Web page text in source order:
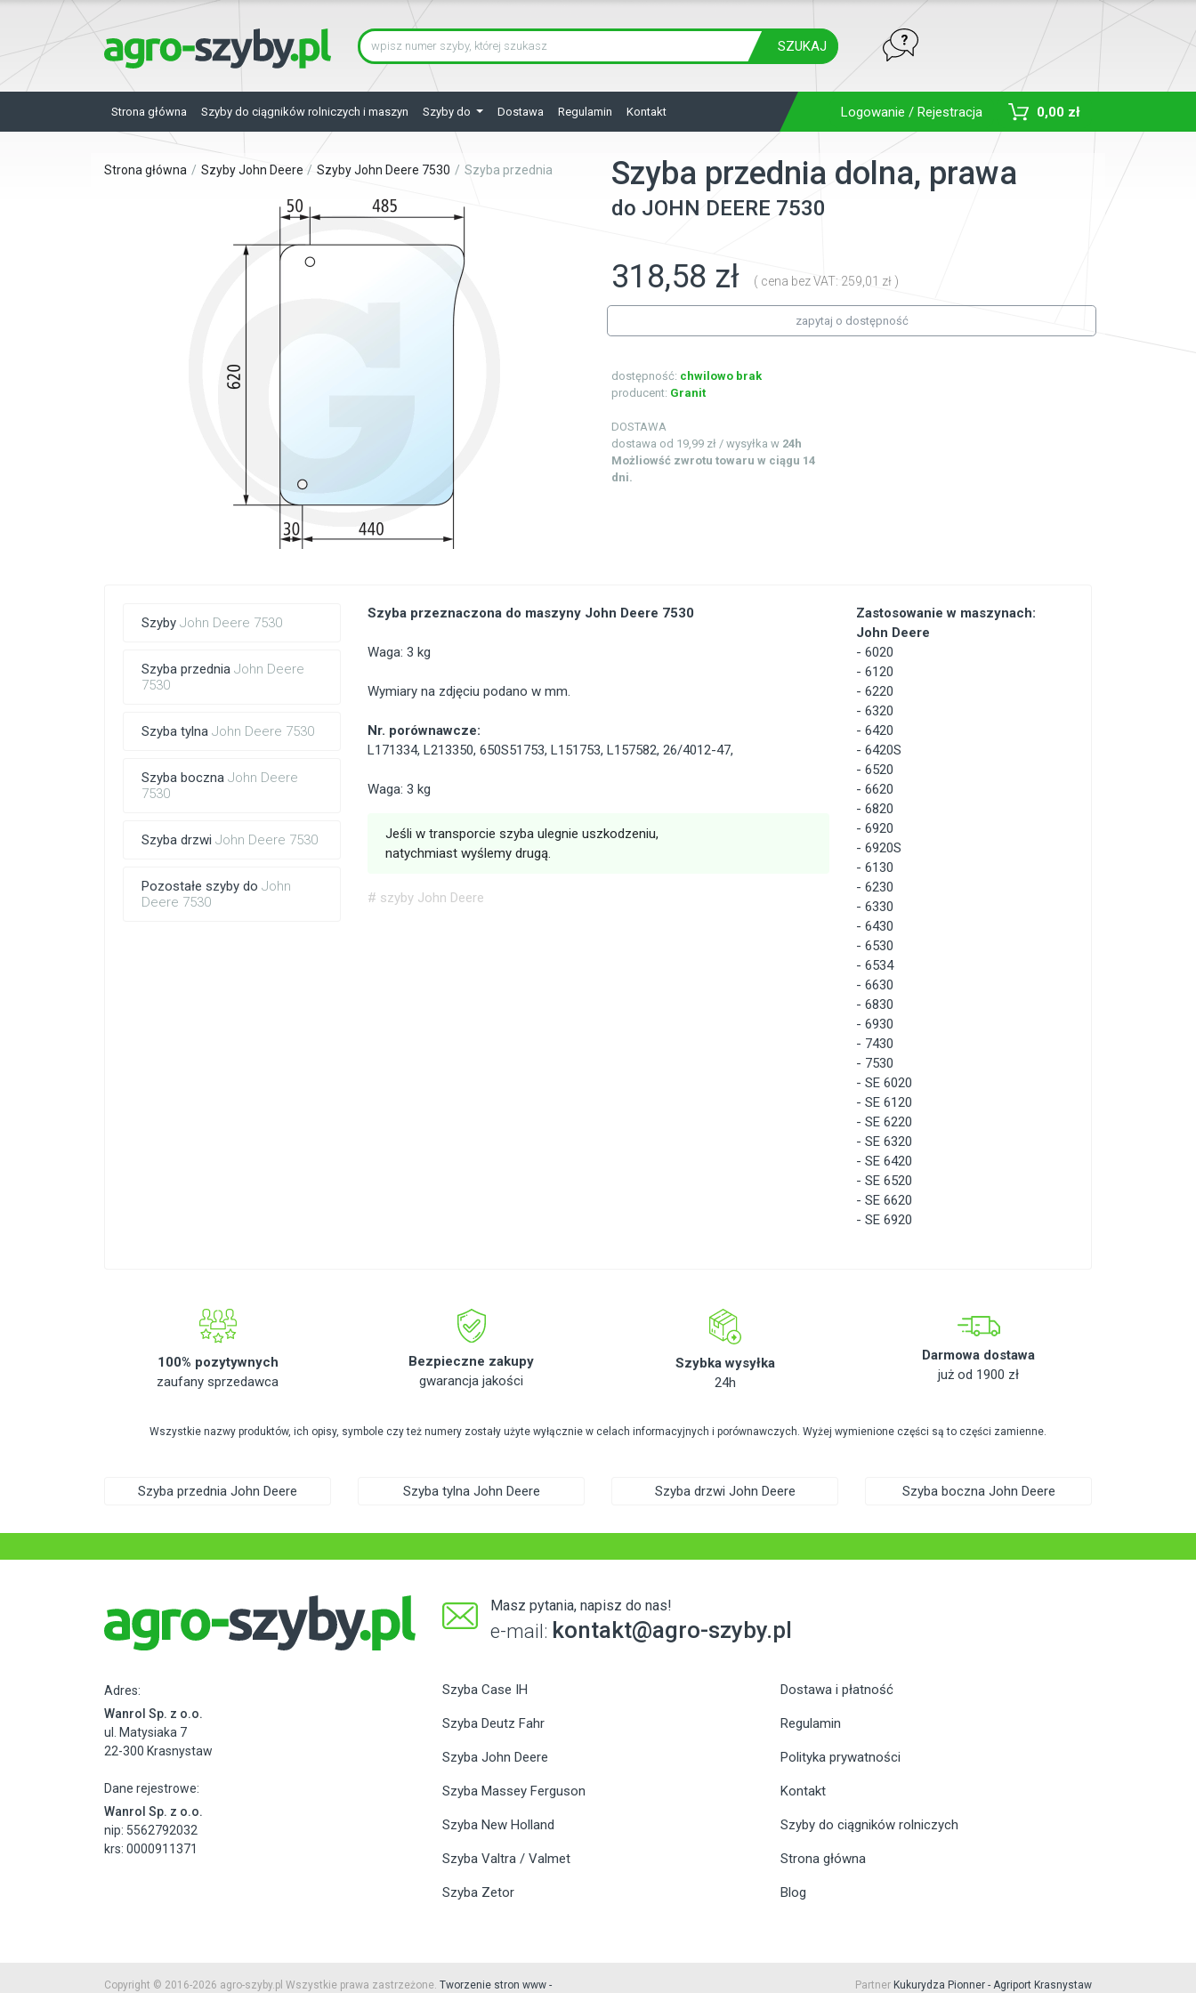
SZUKAJ
Strona główna Szyby do ciągników rolniczych i maszyn Szyby do Dostawa Regulamin Kontakt Logowanie / Rejestracja 0,00 zł
Strona główna Szyby John Deere Szyby John Deere 7530 Szyba przednia Szyba przednia dolna, prawa
do JOHN DEERE 7530
318,58 zł ( cena bez VAT: 259,01 zł )
zapytaj o dostępność
dostępność: chwilowo brak
producent: Granit
DOSTAWA
dostawa od 19,99 zł / wysyłka w 24h
Możliowść zwrotu towaru w ciągu 14
dni.
Szyby John Deere 7530
Szyba przednia John Deere
7530
Szyba tylna John Deere 7530
Szyba boczna John Deere
7530
Szyba drzwi John Deere 7530
Pozostałe szyby do John
Deere 7530
Szyba przeznaczona do maszyny John Deere 7530
Waga: 3 kg
Wymiary na zdjęciu podano w mm.
Nr. porównawcze:
L171334, L213350, 650S51753, L151753, L157582, 26/4012-47,
Waga: 3 kg
Jeśli w transporcie szyba ulegnie uszkodzeniu,
natychmiast wyślemy drugą.
# szyby John Deere
Zastosowanie w maszynach:
John Deere
- 6020
- 6120
- 6220
- 6320
- 6420
- 6420S
- 6520
- 6620
- 6820
- 6920
- 6920S
- 6130
- 6230
- 6330
- 6430
- 6530
- 6534
- 6630
- 6830
- 6930
- 7430
- 7530
- SE 6020
- SE 6120
- SE 6220
- SE 6320
- SE 6420
- SE 6520
- SE 6620
- SE 6920
100% pozytywnych
zaufany sprzedawca
Bezpieczne zakupy
gwarancja jakości
Szybka wysyłka
24h
Darmowa dostawa
już od 1900 zł
Wszystkie nazwy produktów, ich opisy, symbole czy też numery zostały użyte wyłącznie w celach informacyjnych i porównawczych. Wyżej wymienione części są to części zamienne.
Szyba przednia John Deere Szyba tylna John Deere Szyba drzwi John Deere Szyba boczna John Deere
Masz pytania, napisz do nas!
e-mail: kontakt@agro-szyby.pl
Adres:
Wanrol Sp. z o.o.
ul. Matysiaka 7
22-300 Krasnystaw
Dane rejestrowe:
Wanrol Sp. z o.o.
nip: 5562792032
krs: 0000911371
Szyba Case IH
Szyba Deutz Fahr
Szyba John Deere
Szyba Massey Ferguson
Szyba New Holland
Szyba Valtra / Valmet
Szyba Zetor
Dostawa i płatność
Regulamin
Polityka prywatności
Kontakt
Szyby do ciągników rolniczych
Strona główna
Blog
Copyright © 2016-2026 agro-szyby.pl Wszystkie prawa zastrzeżone. Tworzenie stron www - Partner Kukurydza Pionner - Agriport Krasnystaw